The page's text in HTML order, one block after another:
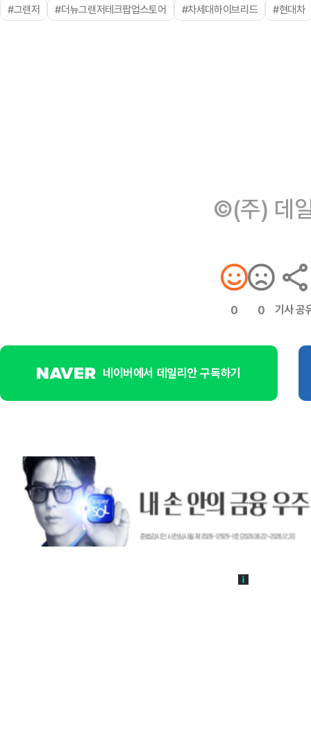
#그랜저 #더뉴그랜저테크팝업스토어 #차세대하이브리드 #현대차
©(주) 데
0 0 기사 공
네이버에서 데일리안 구독하기